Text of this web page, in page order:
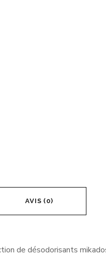
AVIS (0)
de désodorisants